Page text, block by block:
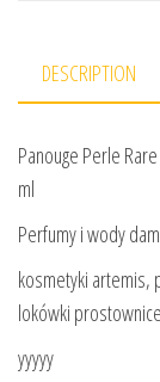
DESCRIPTION
Panouge Perle
ml
Perfumy i wody
kosmetyki artemis,
lokówki prostownice
yyyyy